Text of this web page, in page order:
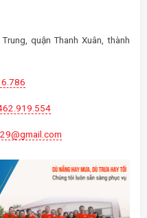
quận Thanh Xuân, thành